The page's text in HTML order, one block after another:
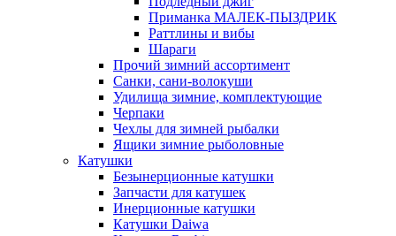
Приманка МАЛЕК-ПЫЗДРИК
Раттлины и вибы
Шараги
Прочий зимний ассортимент
Санки, сани-волокуши
Удилища зимние, комплектующие
Черпаки
Чехлы для зимней рыбалки
Ящики зимние рыболовные
Катушки
Безынерционные катушки
Запчасти для катушек
Инерционные катушки
Катушки Daiwa